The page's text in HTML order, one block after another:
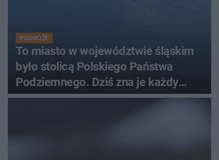
PODRÓŻE
To miasto w województwie śląskim
było stolicą Polskiego Państwa
Podziemnego. Dziś zna je każdy
pielgrzym